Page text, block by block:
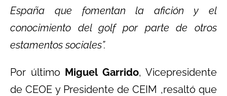
España que fomentan la afición y el
conocimiento del golf por parte de otros
estamentos sociales”.
Por último Miguel Garrido, Vicepresidente
de CEOE y Presidente de CEIM ,resaltó que